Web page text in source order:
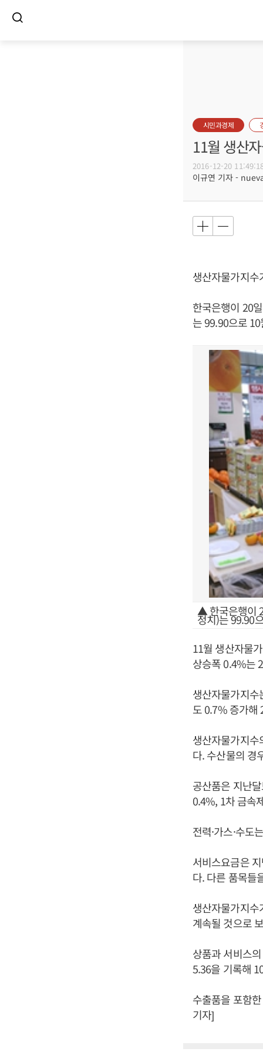
시민과경제
11월 생산
2016-12-20
이규연 기자 -
생산자물가지수
한국은행이 20
는 99.90으로
▲ 한국은행이
정치)는 99.90
11월 생산자물
상승폭 0.4%는
생산자물가지수
도 0.7% 증가해
생산자물가지
다. 수산물의 경
공산품은 지난
0.4%, 1차 금속
전력·가스·수
서비스요금은
다. 다른 품목들
생산자물가지수
계속될 것으로
상품과 서비스
5.36을 기록해
수출품을 포함
기자]